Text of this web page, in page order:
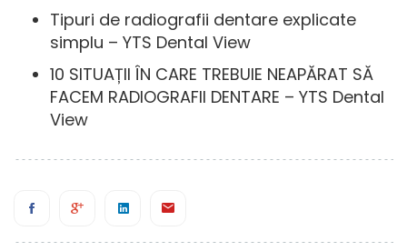
Tipuri de radiografii dentare explicate
simplu – YTS Dental View
10 SITUAȚII ÎN CARE TREBUIE NEAPĂRAT SĂ
FACEM RADIOGRAFII DENTARE – YTS Dental
View